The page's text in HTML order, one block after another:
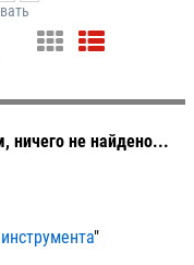
ничего не найдено...
"